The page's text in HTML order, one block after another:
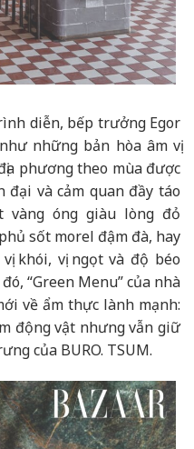
diễn, bếp trưởng Egor
những bản hòa âm vị
phương theo mùa được
và cảm quan đầy táo
vàng óng giàu lòng đỏ
sốt morel đậm đà, hay
khói, vị ngọt và độ béo
“Green Menu” của nhà
về ẩm thực lành mạnh:
động vật nhưng vẫn giữ
của BURO. TSUM.